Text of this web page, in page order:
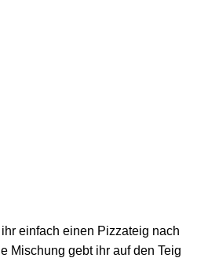
einfach einen Pizzateig nach
Mischung gebt ihr auf den Teig